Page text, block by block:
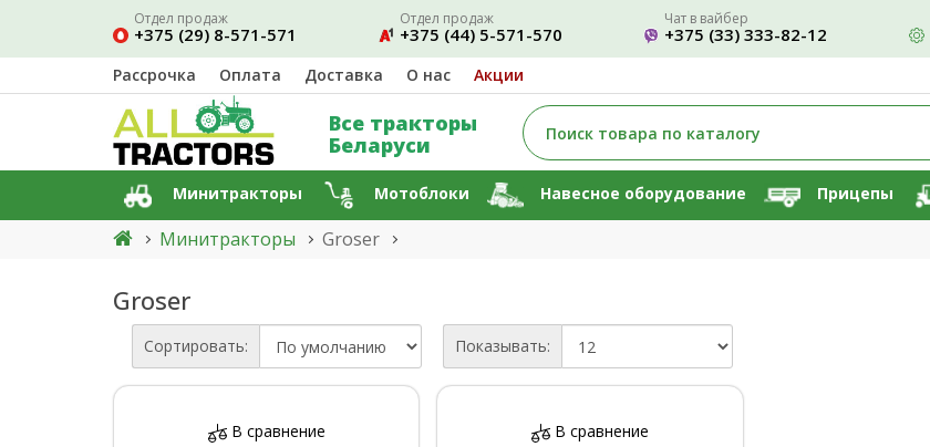
Отдел продаж
+375 (29) 8-571-571
Отдел продаж
+375 (44) 5-571-570
Чат в вайбер
+375 (33) 333-82-12
Рассрочка Оплата Доставка О нас Акции
Все тракторы
Беларуси
Минитракторы Мотоблоки Навесное оборудование Прицепы
Минитракторы Groser
Groser
Сортировать: Показывать:
В сравнение В сравнение